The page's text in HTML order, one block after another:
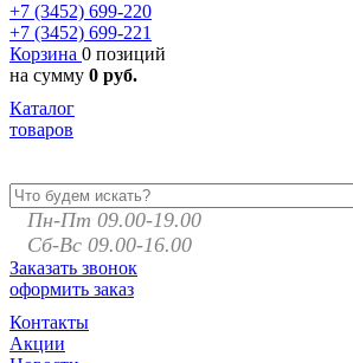
+7 (3452) 699-220
+7 (3452) 699-221
Корзина 0 позиций
на сумму 0 руб.
Каталог
товаров
Пн-Пт 09.00-19.00
Сб-Вс 09.00-16.00
Заказать звонок
оформить заказ
Контакты
Акции